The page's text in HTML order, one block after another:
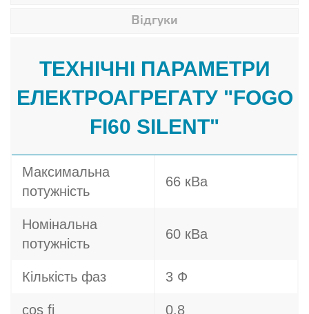
Відгуки
ТЕХНІЧНІ ПАРАМЕТРИ
ЕЛЕКТРОАГРЕГАТУ "FOGO
FI60 SILENT"
Максимальна
потужність
66 кВа
Номінальна
потужність
60 кВа
Кількість фаз 3 Ф
cos fi 0.8